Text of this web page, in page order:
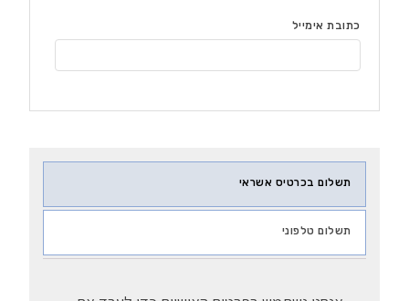
כתובת אימייל
תשלום בכרטיס אשראי
תשלום טלפוני